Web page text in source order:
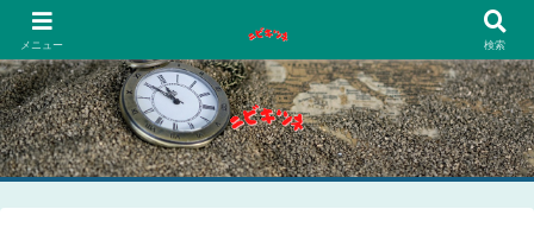
メニュー 検索